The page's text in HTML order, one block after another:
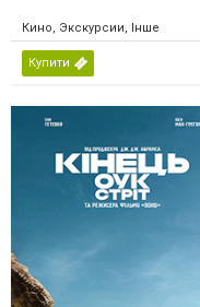
Кино, Экскурсии, Інше
Купити